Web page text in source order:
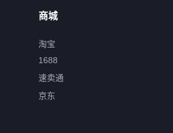
商城
淘宝
1688
速卖通
京东